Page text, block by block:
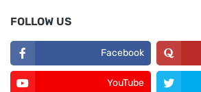
FOLLOW US
Facebook
YouTube